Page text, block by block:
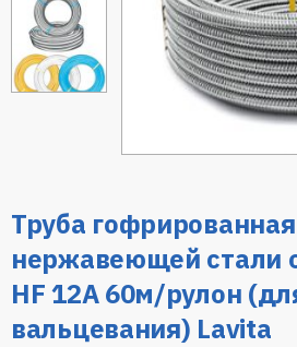
Труба
нержавеющей стали
HF 12A 60м/рулон
вальцевания) Lavita